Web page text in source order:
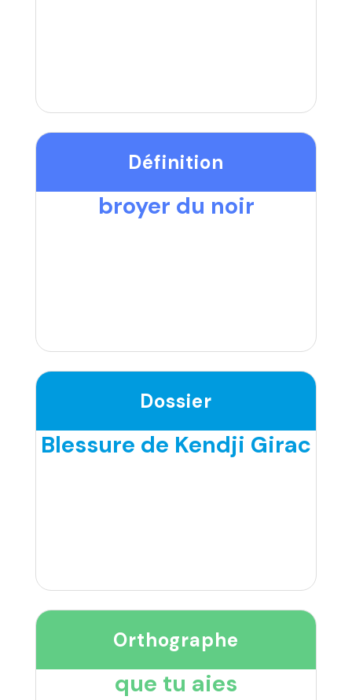
Définition
broyer du noir
Dossier
Blessure de Kendji Girac
Orthographe
que tu aies